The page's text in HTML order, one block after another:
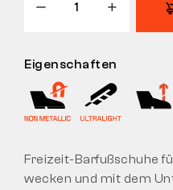
Eigenschaften
Freizeit-Barfußschuhe
wecken und mit dem